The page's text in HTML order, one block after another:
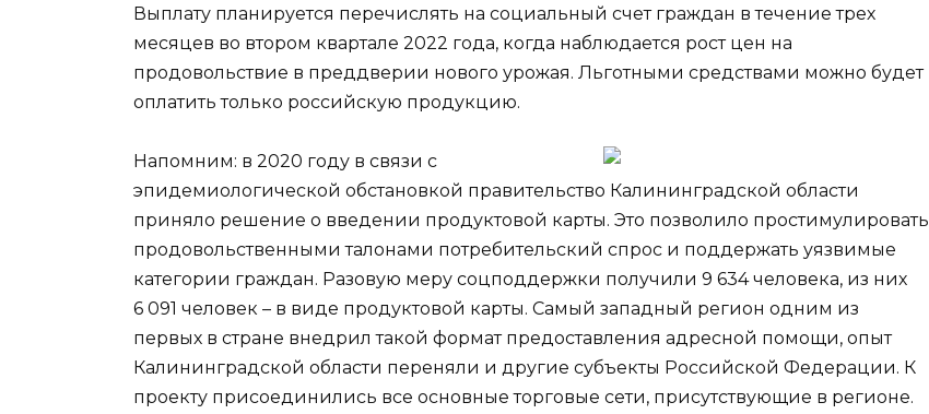
Выплату планируется перечислять на социальный счет граждан в течение трех
месяцев во втором квартале 2022 года, когда наблюдается рост цен на
продовольствие в преддверии нового урожая. Льготными средствами можно будет
оплатить только российскую продукцию.
Напомним: в 2020 году в связи с
эпидемиологической обстановкой правительство Калининградской области
приняло решение о введении продуктовой карты. Это позволило простимулировать
продовольственными талонами потребительский спрос и поддержать уязвимые
категории граждан. Разовую меру соцподдержки получили 9 634 человека, из них
6 091 человек – в виде продуктовой карты. Самый западный регион одним из
первых в стране внедрил такой формат предоставления адресной помощи, опыт
Калининградской области переняли и другие субъекты Российской Федерации. К
проекту присоединились все основные торговые сети, присутствующие в регионе.